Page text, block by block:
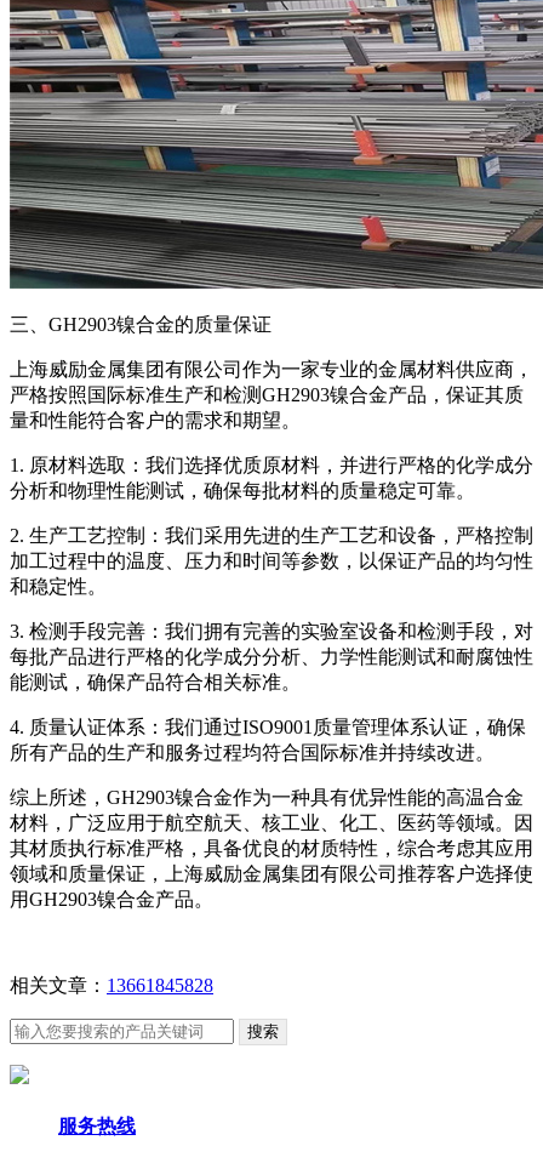
三、GH2903镍合金的质量保证
上海威励金属集团有限公司作为一家专业的金属材料供应商，
严格按照国际标准生产和检测GH2903镍合金产品，保证其质
量和性能符合客户的需求和期望。
1. 原材料选取：我们选择优质原材料，并进行严格的化学成分
分析和物理性能测试，确保每批材料的质量稳定可靠。
2. 生产工艺控制：我们采用先进的生产工艺和设备，严格控制
加工过程中的温度、压力和时间等参数，以保证产品的均匀性
和稳定性。
3. 检测手段完善：我们拥有完善的实验室设备和检测手段，对
每批产品进行严格的化学成分分析、力学性能测试和耐腐蚀性
能测试，确保产品符合相关标准。
4. 质量认证体系：我们通过ISO9001质量管理体系认证，确保
所有产品的生产和服务过程均符合国际标准并持续改进。
综上所述，GH2903镍合金作为一种具有优异性能的高温合金
材料，广泛应用于航空航天、核工业、化工、医药等领域。因
其材质执行标准严格，具备优良的材质特性，综合考虑其应用
领域和质量保证，上海威励金属集团有限公司推荐客户选择使
用GH2903镍合金产品。
相关文章： 13661845828
服务热线